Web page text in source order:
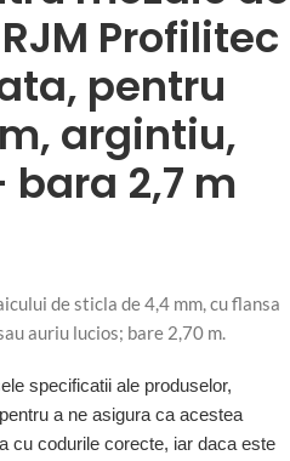
Profilitec
pentru
argintiu,
2,7 m
de sticla de 4,4 mm, cu flansa
auriu lucios; bare 2,70 m.
specificatii ale produselor,
a ne asigura ca acestea
cu codurile corecte, iar daca este